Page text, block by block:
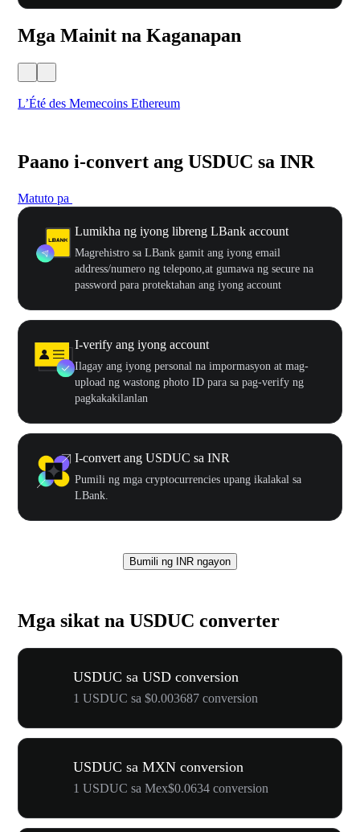
Mga Mainit na Kaganapan
L’Été des Memecoins Ethereum
Paano i-convert ang USDUC sa INR
Matuto pa
Lumikha ng iyong libreng LBank account
Magrehistro sa LBank gamit ang iyong email
address/numero ng telepono,at gumawa ng secure na
password para protektahan ang iyong account
I-verify ang iyong account
Ilagay ang iyong personal na impormasyon at mag-
upload ng wastong photo ID para sa pag-verify ng
pagkakakilanlan
I-convert ang USDUC sa INR
Pumili ng mga cryptocurrencies upang ikalakal sa
LBank.
Bumili ng INR ngayon
Mga sikat na USDUC converter
USDUC sa USD conversion
1 USDUC sa $0.003687 conversion
USDUC sa MXN conversion
1 USDUC sa Mex$0.0634 conversion